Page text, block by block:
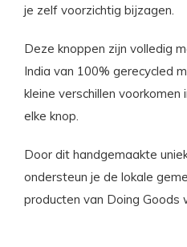
je zelf voorzichtig bijzagen.
Deze knoppen zijn volledig
India van 100% gerecycled
kleine verschillen voorkomen
elke knop.
Door dit handgemaakte
ondersteun je de lokale
producten van Doing Goods